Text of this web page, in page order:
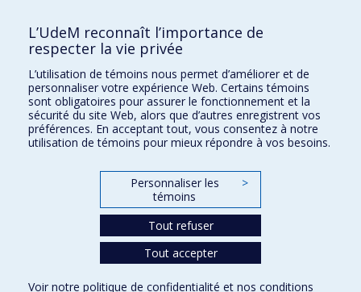
Kinésiologie et des sciences de l’activité physique
Orthophonie et audiologie
Réadaptation
Directions
DPC
CPASS
L’UdeM reconnaît l’importance de
respecter la vie privée
L’utilisation de témoins nous permet d’améliorer et de
personnaliser votre expérience Web. Certains témoins
sont obligatoires pour assurer le fonctionnement et la
sécurité du site Web, alors que d’autres enregistrent vos
préférences. En acceptant tout, vous consentez à notre
utilisation de témoins pour mieux répondre à vos besoins.
Personnaliser les
témoins
>
Tout refuser
Tout accepter
Voir notre politique de confidentialité et nos conditions